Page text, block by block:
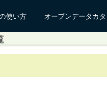
使い方 オープンデータカ